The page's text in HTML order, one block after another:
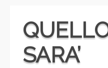
SARA’